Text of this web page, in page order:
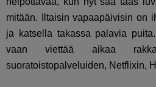
mitään. Iltaisin vapaapäivisin on
ja katsella takassa palavia
vaan viettää aikaa
suoratoistopalveluiden, Netflixin,